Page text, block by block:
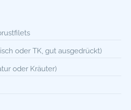
oder TK, gut ausgedrückt)
oder Kräuter)